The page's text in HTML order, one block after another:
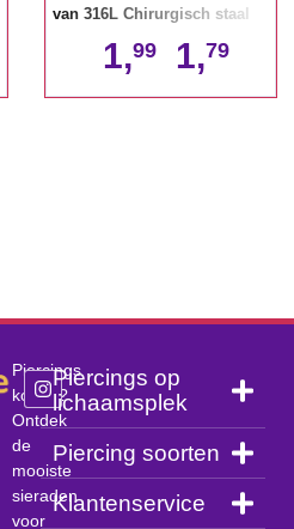
van 316L Chirurgisch staal
1,99 1,79
Piercings
kopen?
Ontdek
de
mooiste
sieraden
voor
Piercings op
lichaamsplek
Piercing soorten
Klantenservice